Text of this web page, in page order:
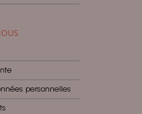
personnelles